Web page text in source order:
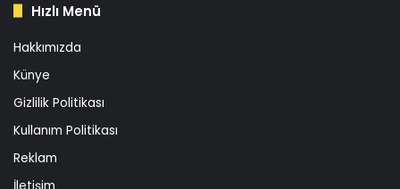
Hızlı Menü
Hakkımızda
Künye
Gizlilik Politikası
Kullanım Politikası
Reklam